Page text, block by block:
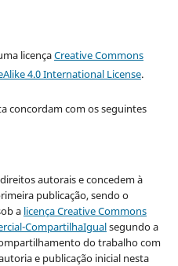
licençaCreative Commons
4.0 International License.
concordam com os seguintes
autorais e concedem à
publicação, sendo o
a licença Creative Commons
CompartilhaIgualsegundo a
do trabalho com
e publicação inicial nesta